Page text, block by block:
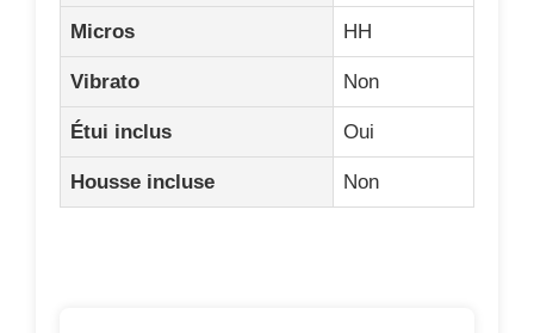
Micros HH
Vibrato Non
Étui inclus Oui
Housse incluse Non